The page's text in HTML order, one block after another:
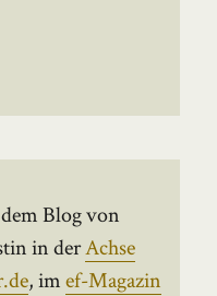
Blog von
in derAchse
, imef-Magazin